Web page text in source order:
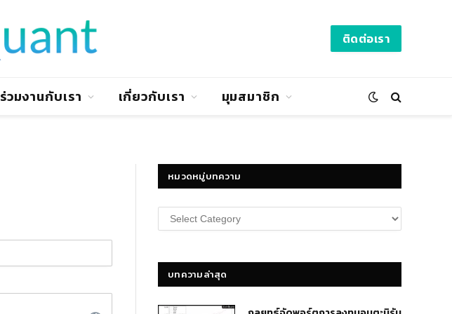
ติดต่อเรา
ร่วมงานกับเรา เกี่ยวกับเรา มุมสมาชิก
หมวดหมู่บทความ
หมวด
หมู่
บทความล่าสุด